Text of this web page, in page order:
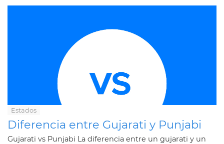
Estados
Diferencia entre Gujarati y Punjabi
Gujarati vs Punjabi La diferencia entre un gujarati y un